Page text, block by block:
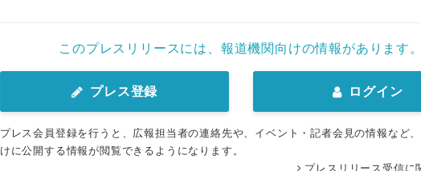
このプレスリリースには、報道機関向けの情報があります。
プレス登録 ログイン
プレス会員登録を行うと、広報担当者の連絡先や、イベント・記者会見の情報など
けに公開する情報が閲覧できるようになります。
プレスリリース受信に